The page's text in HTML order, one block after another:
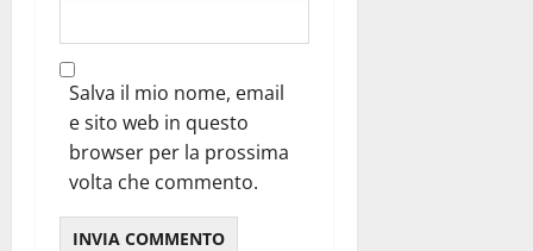
Salva il mio nome, email
e sito web in questo
browser per la prossima
volta che commento.